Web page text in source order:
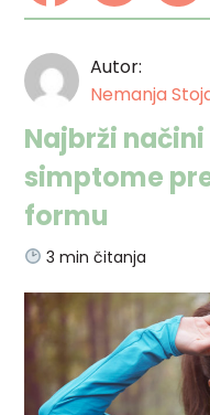
Autor:
Nemanja
Najbrži
simptome
formu
3 min čitanja